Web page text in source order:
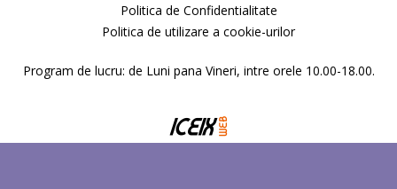
Politica de Confidentialitate
Politica de utilizare a cookie-urilor
Program de lucru: de Luni pana Vineri, intre orele 10.00-18.00.